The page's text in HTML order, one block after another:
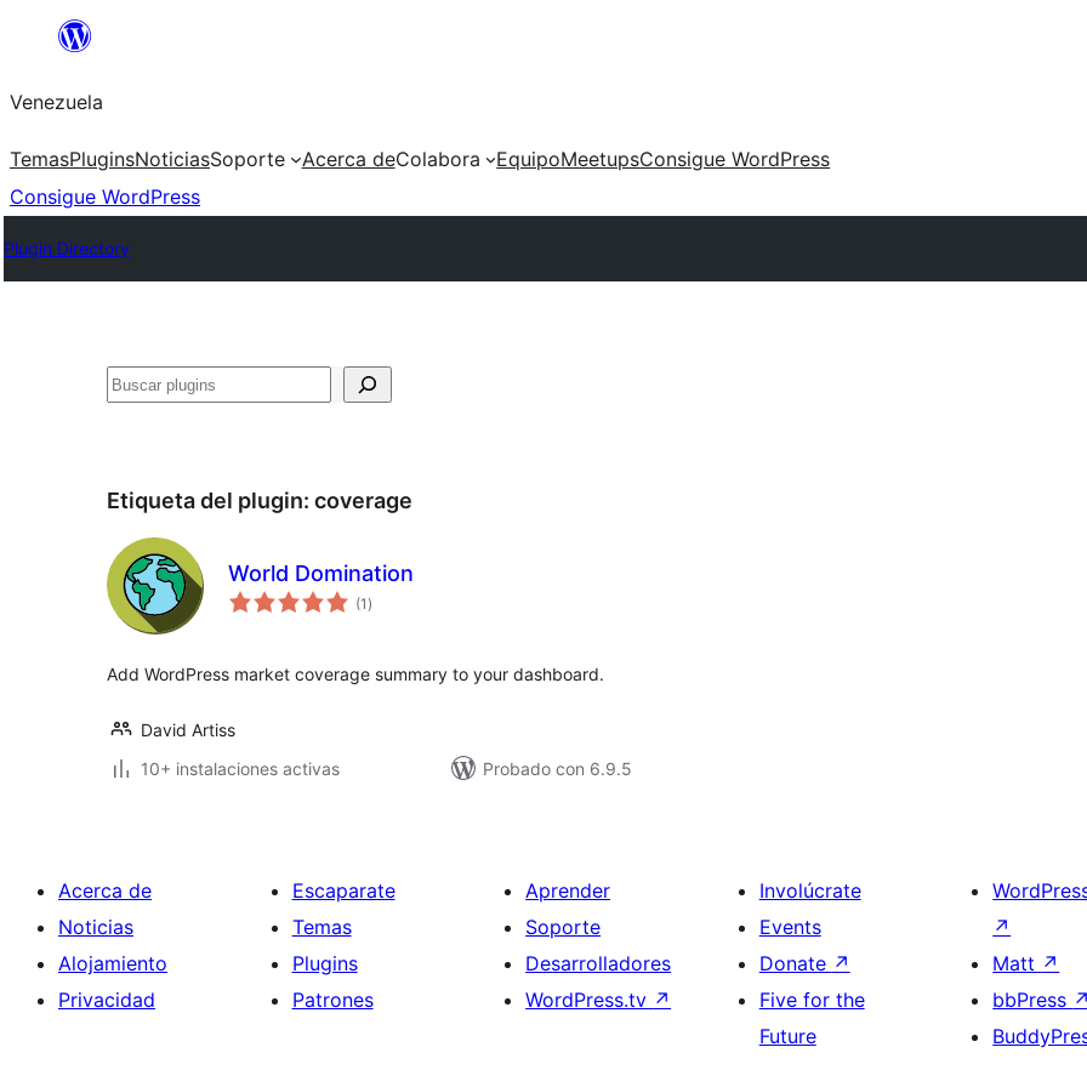
Saltar
contenido
Venezuela
TemasPluginsNoticiasSoporte Acerca deColabora EquipoMeetupsConsigue WordPress
Consigue WordPress
Plugin Directory
Buscar
Etiqueta del plugin: coverage
World Domination
(1 total
de
)
Add WordPress market coverage summary to your dashboard.
David Artiss
10+ instalaciones activas
Probado con 6.9.5
Acerca de
Noticias
Alojamiento
Privacidad
Escaparate
Temas
Plugins
Patrones
Aprender
Soporte
Desarrolladores
WordPress.tv ↗
Involúcrate
Events
Donate ↗
Five for the
Future
↗
Matt ↗
bbPress ↗